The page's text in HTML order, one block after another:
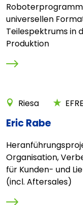
universellen
Teilespektrums in
Produktion
Riesa EFRE
Eric Rabe
Organisation,
für Kunden- und
(incl. Aftersales)